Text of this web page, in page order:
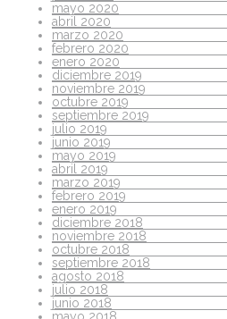
mayo 2020
abril 2020
marzo 2020
febrero 2020
enero 2020
diciembre 2019
noviembre 2019
octubre 2019
septiembre 2019
julio 2019
junio 2019
mayo 2019
abril 2019
marzo 2019
febrero 2019
enero 2019
diciembre 2018
noviembre 2018
octubre 2018
septiembre 2018
agosto 2018
julio 2018
junio 2018